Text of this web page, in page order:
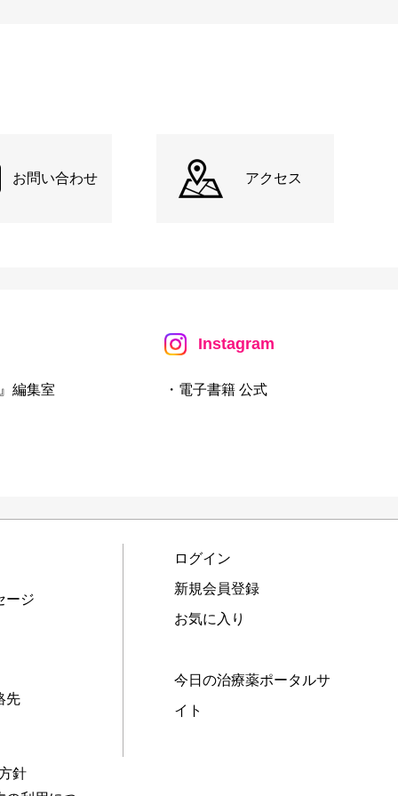
お問い合わせ アクセス
編集室
Instagram
・電子書籍 公式
ージ
先
針
ログイン
新規会員登録
お気に入り
今日の治療薬ポータルサ
イト